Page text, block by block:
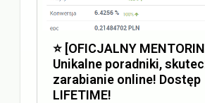
⭐️ [OFICJALNY
Unikalne poradniki,
zarabianie online! Dostęp
LIFETIME!